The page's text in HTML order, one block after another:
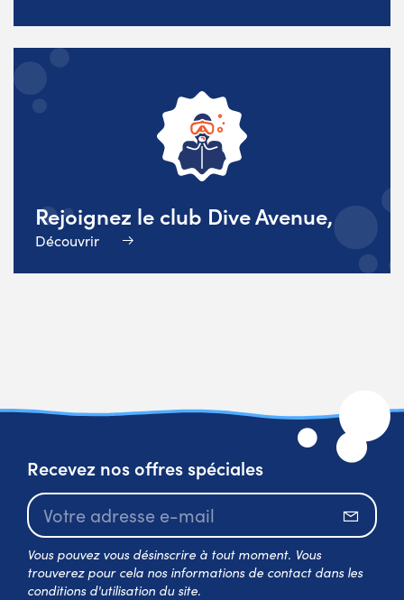
Rejoignez le club Dive Avenue,
Découvrir
Recevez nos offres spéciales
Vous pouvez vous désinscrire à tout moment. Vous
trouverez pour cela nos informations de contact dans les
conditions d'utilisation du site.